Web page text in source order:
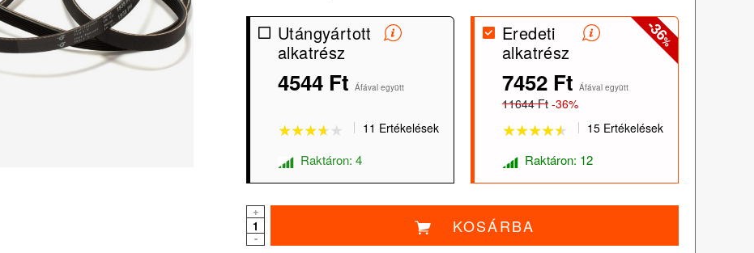
Utángyártott
alkatrész
4544 Ft Áfával együtt
★★★★★
★★★★★
11 Ertékelések
Raktáron: 4
-36
%
Eredeti
alkatrész
7452 Ft Áfával együtt
11644 Ft -36%
15 Ertékelések
Raktáron: 12
+
-
KOSÁRBA